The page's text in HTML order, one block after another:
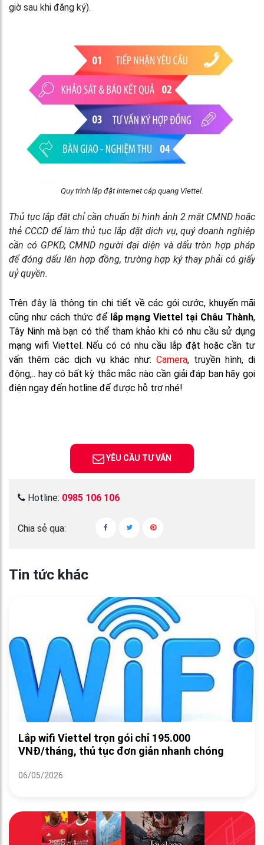
giờ sau khi đăng ký).
Quy trình lắp đặt internet cáp quang Viettel.
Thủ tục lắp đặt chỉ cần chuẩn bị hình ảnh 2 mặt CMND hoặc
thẻ CCCD để làm thủ tục lắp đặt dịch vụ, quý doanh nghiệp
cần có GPKD, CMND người đại diện và dấu tròn hợp pháp
để đóng dấu lên hợp đồng, trường hợp ký thay phải có giấy
uỷ quyền.
Trên đây là thông tin chi tiết về các gói cước, khuyến mãi
cũng như cách thức để lắp mạng Viettel tại Châu Thành,
Tây Ninh mà bạn có thể tham khảo khi có nhu cầu sử dụng
mạng wifi Viettel. Nếu có có nhu cầu lắp đặt hoặc cần tư
vấn thêm các dịch vụ khác như: Camera, truyền hình, di
động,.. hay có bất kỳ thắc mắc nào cần giải đáp bạn hãy gọi
điện ngay đến hotline để được hỗ trợ nhé!
YÊU CẦU TƯ VẤN
Hotline: 0985 106 106
Chia sẻ qua:
Tin tức khác
Lắp wifi Viettel trọn gói chỉ 195.000
VNĐ/tháng, thủ tục đơn giản nhanh chóng
06/05/2026